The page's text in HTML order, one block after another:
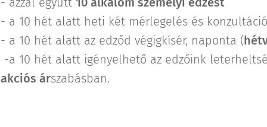
- a 10 hét alatt heti két mérlegelés és
- a 10 hét alatt az edződ végigkísér, naponta (
-a 10 hét alatt igényelhető az edzőink
akciós árszabásban.